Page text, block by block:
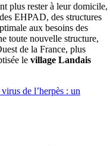
plus rester à leur domicile,
EHPAD, des structures
aux besoins des
toute nouvelle structure,
de la France, plus
le village Landais
de l’herpès : un